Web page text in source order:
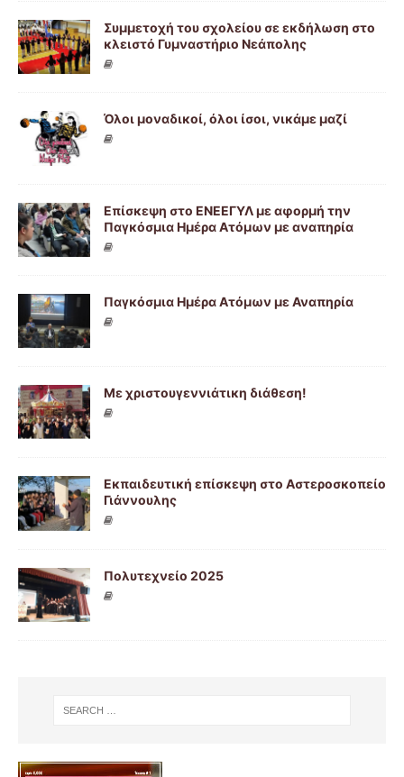
Συμμετοχή του σχολείου σε εκδήλωση στο
κλειστό Γυμναστήριο Νεάπολης
Όλοι μοναδικοί, όλοι ίσοι, νικάμε μαζί
Επίσκεψη στο ΕΝΕΕΓΥΛ με αφορμή την
Παγκόσμια Ημέρα Ατόμων με αναπηρία
Παγκόσμια Ημέρα Ατόμων με Αναπηρία
Με χριστουγεννιάτικη διάθεση!
Εκπαιδευτική επίσκεψη στο Αστεροσκοπείο
Γιάννουλης
Πολυτεχνείο 2025